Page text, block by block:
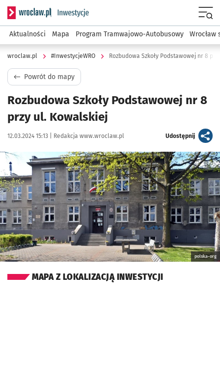
Serwis informacyjny wroclaw.pl podserwis:
Aktualności Mapa Program Tramwajowo-Autobusowy Wrocław
wroclaw.pl #InwestycjeWRO Rozbudowa Szkoły Podstawowej nr 8
Powrót do mapy
Rozbudowa Szkoły Podstawowej nr 8
przy ul. Kowalskiej
Data publikacji:
12.03.2024 15:13 | Autor:
Redakcja www.wroclaw.pl Udostępnijartykuł
Kliknij, aby powiększyć
polska-org
MAPA Z LOKALIZACJĄ INWESTYCJI